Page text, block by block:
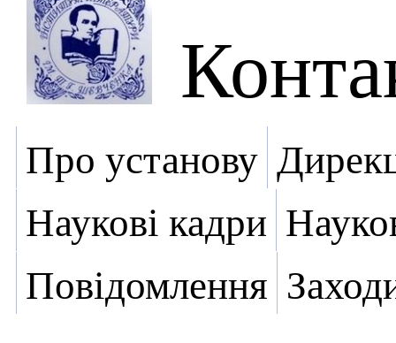
Про установу
Наукові кадри
Повідомлення